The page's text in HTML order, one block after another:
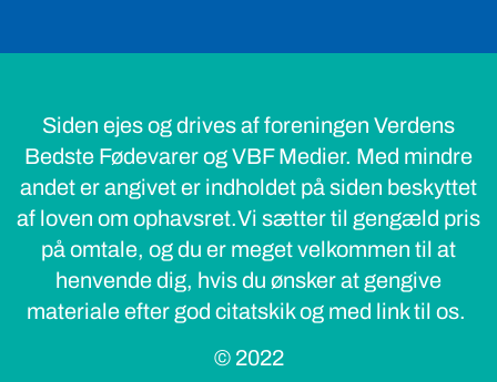
Siden ejes og drives af foreningen Verdens
Bedste Fødevarer og VBF Medier. Med mindre
andet er angivet er indholdet på siden beskyttet
af loven om ophavsret.Vi sætter til gengæld pris
på omtale, og du er meget velkommen til at
henvende dig, hvis du ønsker at gengive
materiale efter god citatskik og med link til os.
© 2022